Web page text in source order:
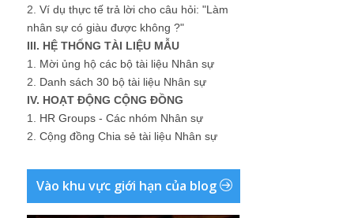
2. Ví dụ thực tế trả lời cho câu hỏi: "Làm
nhân sự có giàu được không ?"
III. HỆ THỐNG TÀI LIỆU MẪU
1. Mời ủng hộ các bộ tài liệu Nhân sự
2. Danh sách 30 bộ tài liệu Nhân sự
IV. HOẠT ĐỘNG CỘNG ĐỒNG
1. HR Groups - Các nhóm Nhân sự
2. Cộng đồng Chia sẻ tài liệu Nhân sự
Vào khu vực giới hạn của blog